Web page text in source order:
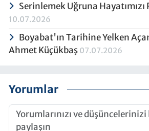
Serinlemek Uğruna
10.07.2026
Boyabat'ın Tarihine Yelken
Ahmet Küçükbaş 07.07.2026
Yorumlar